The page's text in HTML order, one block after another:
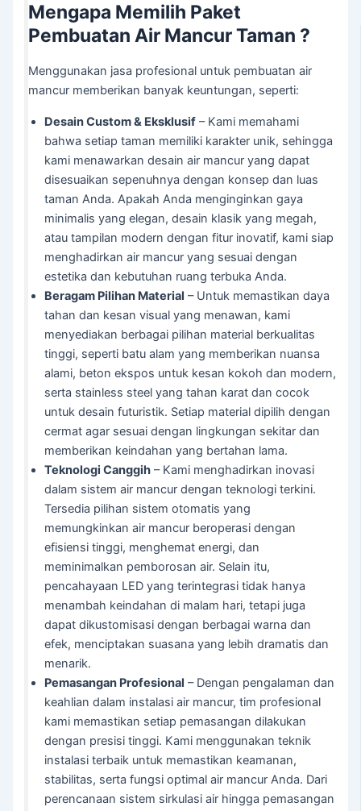
Mengapa Memilih Paket
Pembuatan Air Mancur Taman ?
Menggunakan jasa profesional untuk pembuatan air
mancur memberikan banyak keuntungan, seperti:
Desain Custom & Eksklusif – Kami memahami
bahwa setiap taman memiliki karakter unik, sehingga
kami menawarkan desain air mancur yang dapat
disesuaikan sepenuhnya dengan konsep dan luas
taman Anda. Apakah Anda menginginkan gaya
minimalis yang elegan, desain klasik yang megah,
atau tampilan modern dengan fitur inovatif, kami siap
menghadirkan air mancur yang sesuai dengan
estetika dan kebutuhan ruang terbuka Anda.
Beragam Pilihan Material – Untuk memastikan daya
tahan dan kesan visual yang menawan, kami
menyediakan berbagai pilihan material berkualitas
tinggi, seperti batu alam yang memberikan nuansa
alami, beton ekspos untuk kesan kokoh dan modern,
serta stainless steel yang tahan karat dan cocok
untuk desain futuristik. Setiap material dipilih dengan
cermat agar sesuai dengan lingkungan sekitar dan
memberikan keindahan yang bertahan lama.
Teknologi Canggih – Kami menghadirkan inovasi
dalam sistem air mancur dengan teknologi terkini.
Tersedia pilihan sistem otomatis yang
memungkinkan air mancur beroperasi dengan
efisiensi tinggi, menghemat energi, dan
meminimalkan pemborosan air. Selain itu,
pencahayaan LED yang terintegrasi tidak hanya
menambah keindahan di malam hari, tetapi juga
dapat dikustomisasi dengan berbagai warna dan
efek, menciptakan suasana yang lebih dramatis dan
menarik.
Pemasangan Profesional – Dengan pengalaman dan
keahlian dalam instalasi air mancur, tim profesional
kami memastikan setiap pemasangan dilakukan
dengan presisi tinggi. Kami menggunakan teknik
instalasi terbaik untuk memastikan keamanan,
stabilitas, serta fungsi optimal air mancur Anda. Dari
perencanaan sistem sirkulasi air hingga pemasangan